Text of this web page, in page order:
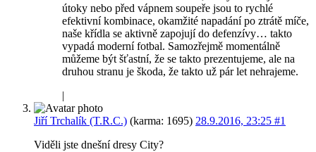
útoky nebo před vápnem soupeře jsou to rychlé
efektivní kombinace, okamžité napadání po ztrátě míče,
naše křídla se aktivně zapojují do defenzívy… takto
vypadá moderní fotbal. Samozřejmě momentálně
můžeme být šťastní, že se takto prezentujeme, ale na
druhou stranu je škoda, že takto už pár let nehrajeme.
|
Jiří Trchalík (T.R.C.) (karma: 1695) 28.9.2016, 23:25 #1
Viděli jste dnešní dresy City?